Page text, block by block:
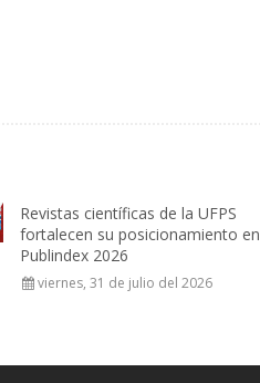
Revistas científicas de la UFPS
fortalecen su posicionamiento en
Publindex 2026
viernes, 31 de julio del 2026